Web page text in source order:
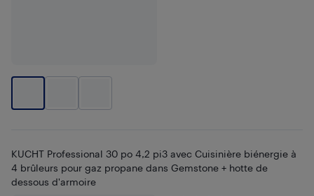
KUCHT Professional 30 po 4,2 pi3 avec Cuisinière biénergie à
4 brûleurs pour gaz propane dans Gemstone + hotte de
dessous d'armoire